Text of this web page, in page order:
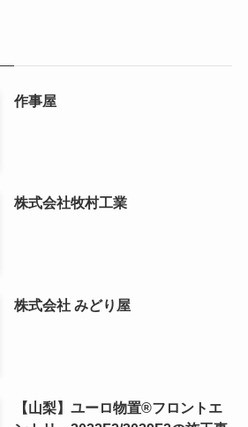
作事屋
株式会社牧村工業
株式会社 みどり屋
【山梨】ユーロ物置®フロントエ